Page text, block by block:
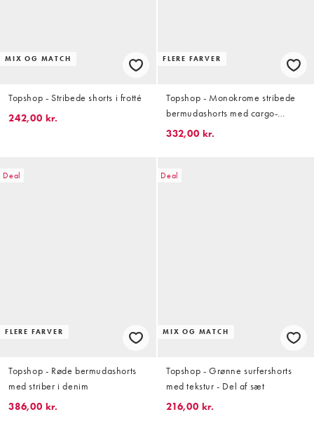
MIX OG MATCH
Topshop - Stribede shorts i frotté
242,00 kr.
FLERE FARVER
Topshop - Monokrome stribede
bermudashorts med cargo-
detaljer og longline-snit
332,00 kr.
Deal
FLERE FARVER
Topshop - Røde bermudashorts
med striber i denim
386,00 kr.
Deal
MIX OG MATCH
Topshop - Grønne surfershorts
med tekstur - Del af sæt
216,00 kr.